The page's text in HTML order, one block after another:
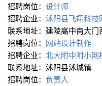
招聘岗位： 设计师
招聘企业： 沭阳县飞翔科技
联系地址：建陵高中南大门
招聘岗位： 网站设计制作
招聘企业： 北大附中附小网
联系地址：沭阳县沭城镇
招聘岗位： 负责人